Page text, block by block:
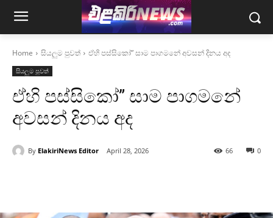
Home සියලුම පුවත් ඒහි පස්සිකෝ” සාම පාගමනේ අවසන් දිනය අද
සියලුම පුවත්
ඒහි පස්සිකෝ” සාම පාගමනේ
අවසන් දිනය අද
By ElakiriNews Editor April 28, 2026 0
66